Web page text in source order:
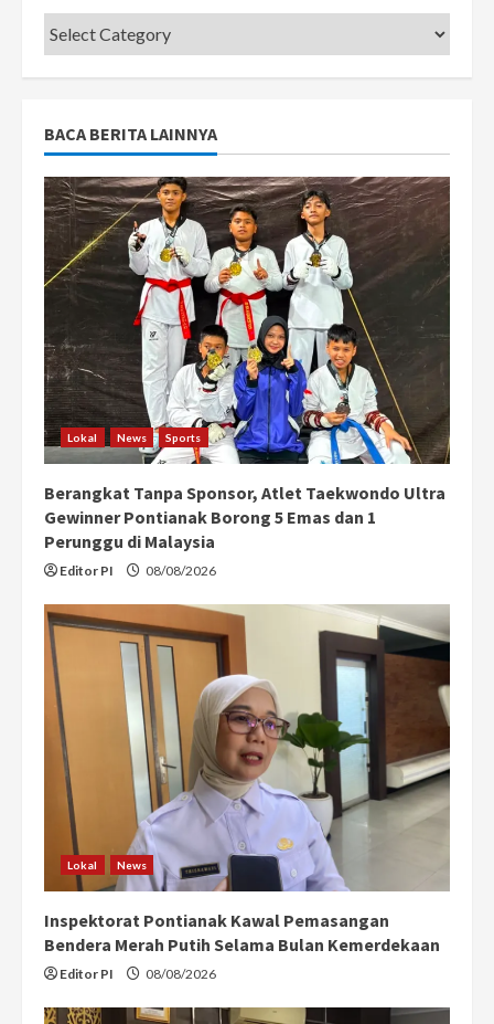
Categories
BACA BERITA LAINNYA
Lokal News Sports
Berangkat Tanpa Sponsor, Atlet Taekwondo Ultra
Gewinner Pontianak Borong 5 Emas dan 1
Perunggu di Malaysia
Editor PI 08/08/2026
Lokal News
Inspektorat Pontianak Kawal Pemasangan
Bendera Merah Putih Selama Bulan Kemerdekaan
Editor PI 08/08/2026